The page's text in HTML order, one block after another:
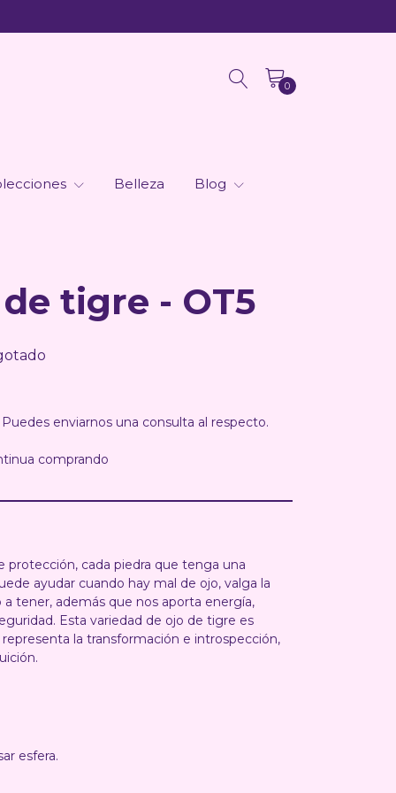
0
Belleza Blog
tigre - OT5
enviarnos una consulta al respecto.
comprando
protección, cada piedra que tenga una
ayudar cuando hay mal de ojo, valga la
tener, además que nos aporta energía,
Esta variedad de ojo de tigre es
la transformación e introspección,
esfera.